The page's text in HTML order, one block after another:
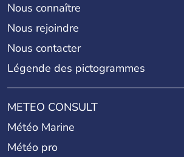
Nous connaître
Nous rejoindre
Nous contacter
Légende des pictogrammes
METEO CONSULT
Météo Marine
Météo pro